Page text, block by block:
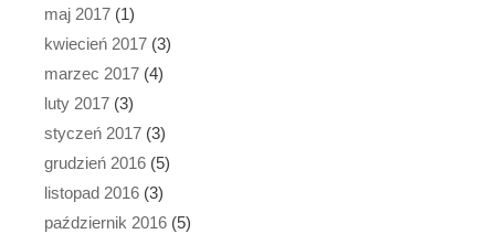
maj 2017 (1)
kwiecień 2017 (3)
marzec 2017 (4)
luty 2017 (3)
styczeń 2017 (3)
grudzień 2016 (5)
listopad 2016 (3)
październik 2016 (5)